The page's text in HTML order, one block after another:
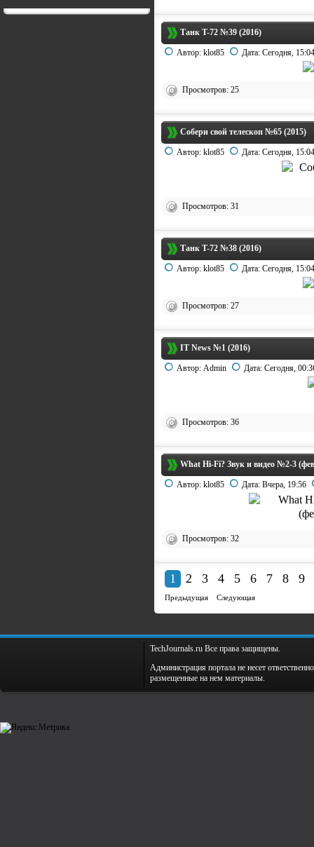
Танк T-72 №39 (2016)
Автор: klot85 Дата: Сегодня, 15:04
Просмотров: 25
Собери свой телескоп №65 (2015)
Автор: klot85 Дата: Сегодня, 15:04
Просмотров: 31
Танк T-72 №38 (2016)
Автор: klot85 Дата: Сегодня, 15:04
Просмотров: 27
IT News №1 (2016)
Автор: Admin Дата: Сегодня,
Просмотров: 36
What Hi-Fi? Звук и видео №2-3
Автор: klot85 Дата: Вчера, 19:56
Просмотров: 32
1 2 3 4 5 6 7 8 9
Предыдущая Следующая
TechJournals.ru Все права защищены.
Администрация портала не несет
размещенные на нем материалы.